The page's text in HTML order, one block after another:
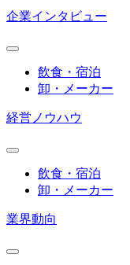
企業インタビュー
飲食・宿泊
卸・メーカー
経営ノウハウ
飲食・宿泊
卸・メーカー
業界動向